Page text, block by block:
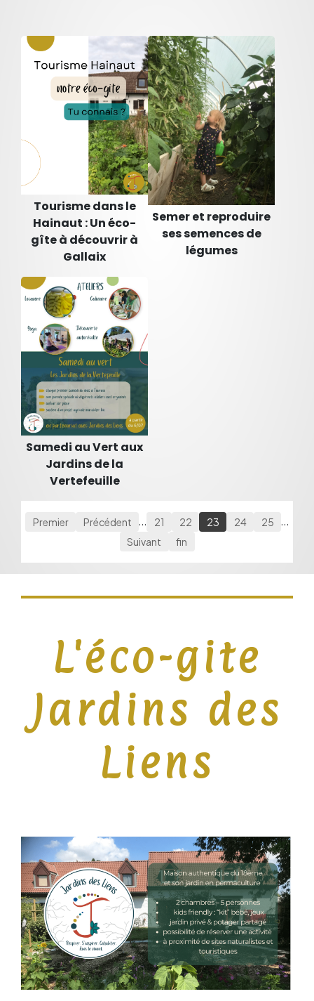
Tourisme dans le
Hainaut : Un éco-
gîte à découvrir à
Gallaix
Semer et reproduire
ses semences de
légumes
Samedi au Vert aux
Jardins de la
Vertefeuille
Premier Précédent … 21 22 23 24 25
…
Suivant
fin
L'éco-gite
Jardins des
Liens